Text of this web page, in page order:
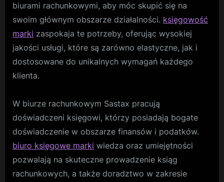
biurami rachunkowymi, aby móc skupić się na
swoim głównym obszarze działalności. księgowość
marki zaspokaja te potrzeby, oferując wysokiej
jakości usługi, które są zarówno elastyczne, jak i
dostosowane do unikalnych wymagań każdego
klienta.
W biurze rachunkowym Sastax pracują
doświadczeni księgowi, którzy posiadają bogate
doświadczenie w obszarze finansów i podatków.
biuro księgowe marki wiedza oraz umiejętności
pozwalają na skuteczne prowadzenie ksiąg
rachunkowych, a także doradztwo w zakresie